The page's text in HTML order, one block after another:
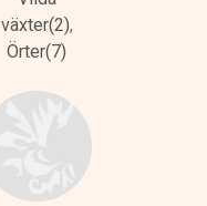
växter(2),
Örter(7)